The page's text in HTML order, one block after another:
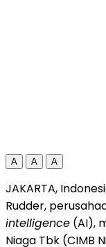
A A A
JAKARTA,
Rudder,
intelligence (AI),
Niaga Tbk (CIMB